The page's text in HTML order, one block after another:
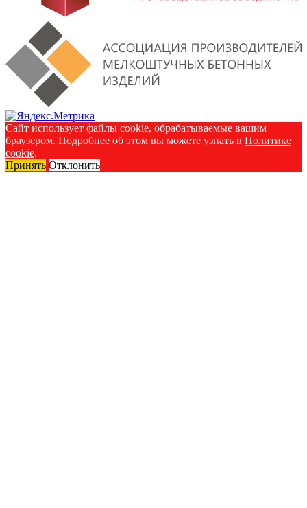
Сайт использует файлы cookie, обрабатываемые вашим
браузером. Подробнее об этом вы можете узнать в Политике
cookie.
Принять Отклонить